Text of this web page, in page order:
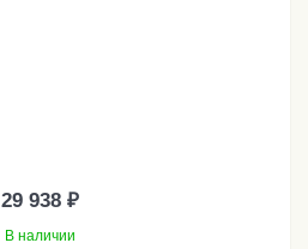
29 938 ₽
В наличии